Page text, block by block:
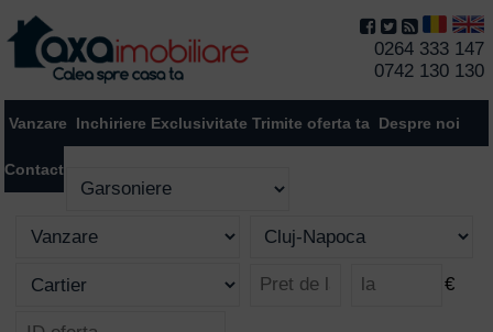
0264 333 147
0742 130 130
Vanzare Inchiriere Exclusivitate Trimite oferta ta Despre noi
Contact
€